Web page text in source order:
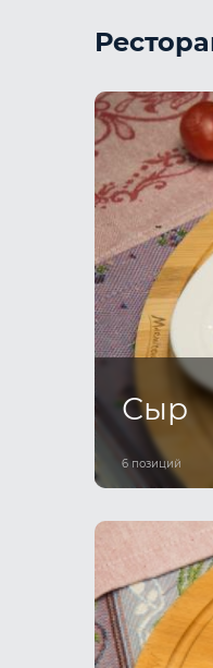
Сыр
6 позиций